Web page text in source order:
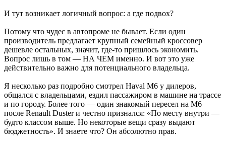
И тут возникает логичный вопрос: а где подвох?
Потому что чудес в автопроме не бывает. Если один
производитель предлагает крупный семейный кроссовер
дешевле остальных, значит, где-то пришлось экономить.
Вопрос лишь в том — НА ЧЕМ именно. И вот это уже
действительно важно для потенциального владельца.
Я несколько раз подробно смотрел Haval M6 у дилеров,
общался с владельцами, ездил пассажиром в машине на трассе
и по городу. Более того — один знакомый пересел на M6
после Renault Duster и честно признался: «По месту внутри —
будто классом выше. Но некоторые вещи сразу выдают
бюджетность». И знаете что? Он абсолютно прав.